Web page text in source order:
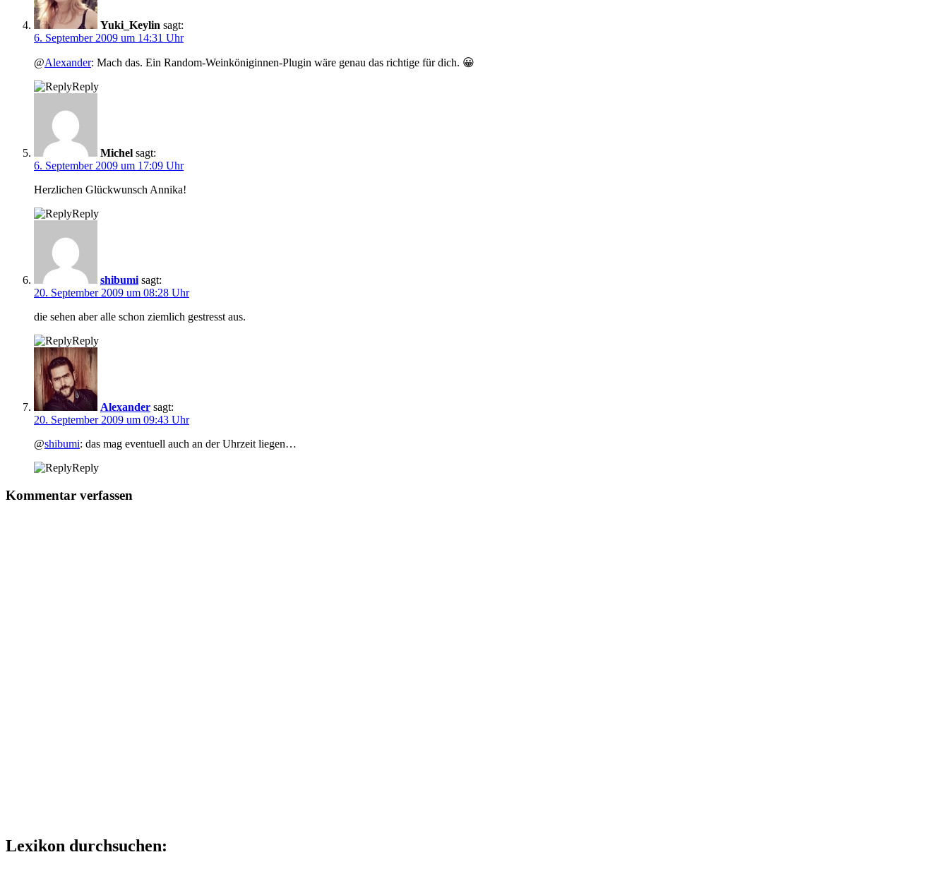
Yuki_Keylin sagt:
6. September 2009 um 14:31 Uhr
@Alexander: Mach das. Ein Random-Weinköniginnen-Plugin wäre genau das richtige für dich. 😀
Reply
Michel sagt:
6. September 2009 um 17:09 Uhr
Herzlichen Glückwunsch Annika!
Reply
shibumi sagt:
20. September 2009 um 08:28 Uhr
die sehen aber alle schon ziemlich gestresst aus.
Reply
Alexander sagt:
20. September 2009 um 09:43 Uhr
@shibumi: das mag eventuell auch an der Uhrzeit liegen…
Reply
Kommentar verfassen
Lexikon durchsuchen: